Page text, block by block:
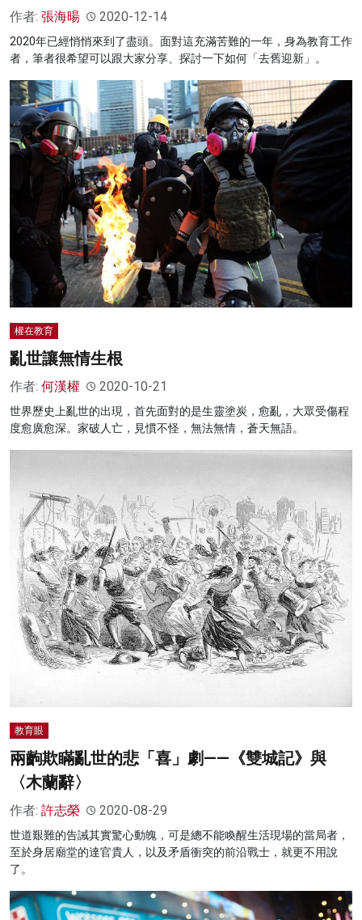
作者: 張海暘 2020-12-14
2020年已經悄悄來到了盡頭。面對這充滿苦難的一年，身為教育工作
者，筆者很希望可以跟大家分享、探討一下如何「去舊迎新」。
權在教育
亂世讓無情生根
作者: 何漢權 2020-10-21
世界歷史上亂世的出現，首先面對的是生靈塗炭，愈亂，大眾受傷程
度愈廣愈深。家破人亡，見慣不怪，無法無情，蒼天無語。
教育眼
兩齣欺瞞亂世的悲「喜」劇——《雙城記》與
〈木蘭辭〉
作者: 許志榮 2020-08-29
世道艱難的告誡其實驚心動魄，可是總不能喚醒生活現場的當局者，
至於身居廟堂的達官貴人，以及矛盾衝突的前沿戰士，就更不用說
了。